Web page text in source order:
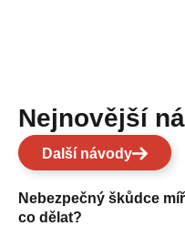
Nejnovější
Další návody
Nebezpečný škůdce
co dělat?